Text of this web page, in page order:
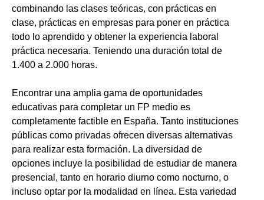
combinando las clases teóricas, con prácticas en
clase, prácticas en empresas para poner en práctica
todo lo aprendido y obtener la experiencia laboral
práctica necesaria. Teniendo una duración total de
1.400 a 2.000 horas.
Encontrar una amplia gama de oportunidades
educativas para completar un FP medio es
completamente factible en España. Tanto instituciones
públicas como privadas ofrecen diversas alternativas
para realizar esta formación. La diversidad de
opciones incluye la posibilidad de estudiar de manera
presencial, tanto en horario diurno como nocturno, o
incluso optar por la modalidad en línea. Esta variedad